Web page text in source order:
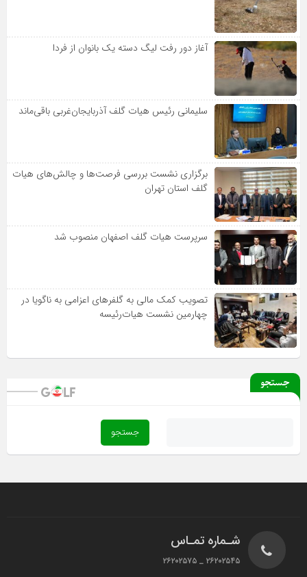
آغاز دور رفت لیگ دسته یک بانوان از فردا
سلیمانی رئیس هیات گلف آذربایجان‌غربی باقی‌ماند
برگزاری نشست بررسی فرصت‌ها و چالش‌های هیات
گلف استان تهران
سرپرست هیات گلف اصفهان منصوب شد
تصویب کمک مالی به گلفرهای اعزامی به ناگویا در
چهارمین نشست هیات‌رئیسه
جستجو
شـماره تمـاس
۲۶۲۰۲۵۴۵ _ ۲۶۲۰۲۵۷۵